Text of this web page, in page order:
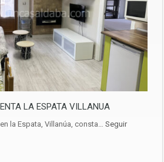
LA ESPATA VILLANUA
la Espata, Villanúa, consta… Seguir